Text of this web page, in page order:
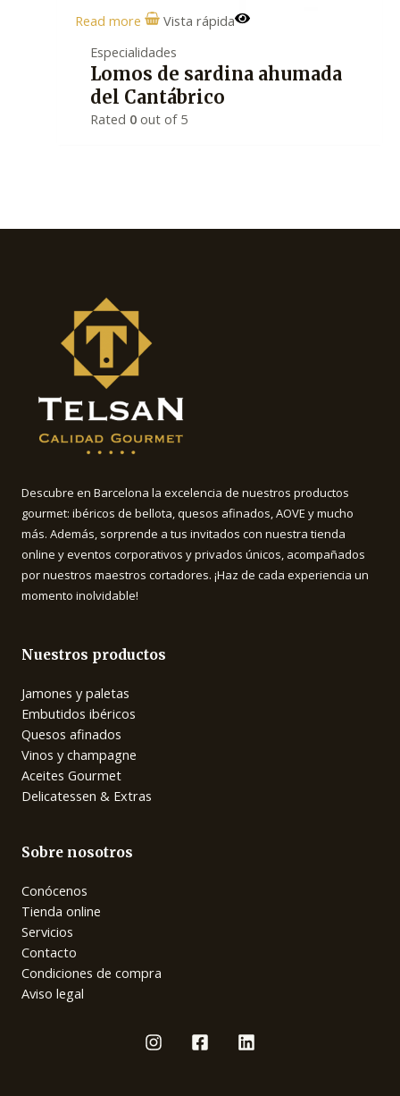
Read more
Vista rápida
Especialidades
Lomos de sardina ahumada
del Cantábrico
Rated 0 out of 5
Descubre en Barcelona la excelencia de nuestros productos
gourmet: ibéricos de bellota, quesos afinados, AOVE y mucho
más. Además, sorprende a tus invitados con nuestra tienda
online y eventos corporativos y privados únicos, acompañados
por nuestros maestros cortadores. ¡Haz de cada experiencia un
momento inolvidable!
Nuestros productos
Jamones y paletas
Embutidos ibéricos
Quesos afinados
Vinos y champagne
Aceites Gourmet
Delicatessen & Extras
Sobre nosotros
Conócenos
Tienda online
Servicios
Contacto
Condiciones de compra
Aviso legal